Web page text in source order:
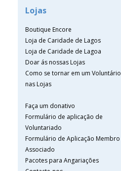
Lojas
Boutique Encore
Loja de Caridade de Lagos
Loja de Caridade de Lagoa
Doar ás nossas Lojas
Como se tornar em um Voluntário
nas Lojas
Faça um donativo
Formulário de aplicação de
Voluntariado
Formulário de Aplicação Membro
Associado
Pacotes para Angariações